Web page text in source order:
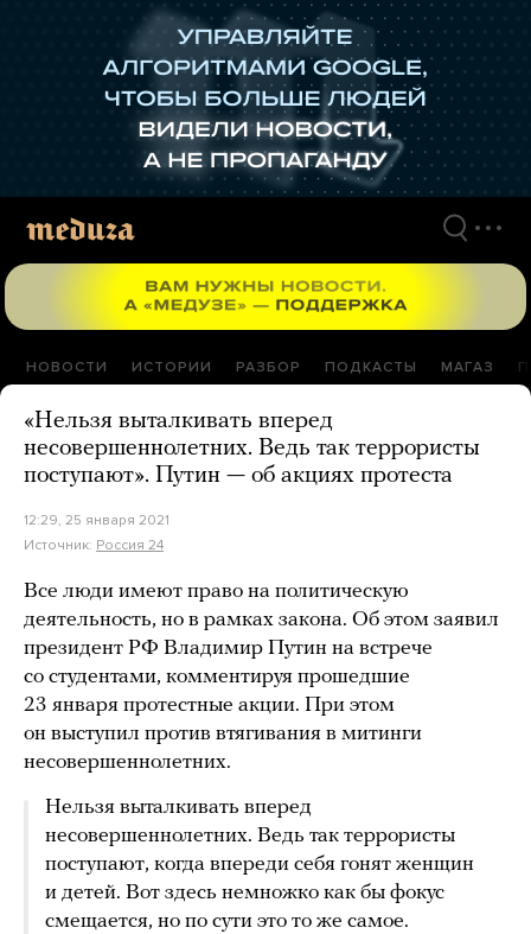
НОВОСТИ ИСТОРИИ РАЗБОР ПОДКАСТЫ МАГАЗ
«Нельзя выталкивать вперед
несовершеннолетних. Ведь так террористы
поступают». Путин — об акциях протеста
12:29, 25 января 2021
Источник: Россия 24
Все люди имеют право на политическую
деятельность, но в рамках закона. Об этом заявил
президент РФ Владимир Путин на встрече
со студентами, комментируя прошедшие
23 января протестные акции. При этом
он выступил против втягивания в митинги
несовершеннолетних.
Нельзя выталкивать вперед
несовершеннолетних. Ведь так террористы
поступают, когда впереди себя гонят женщин
и детей. Вот здесь немножко как бы фокус
смещается, но по сути это то же самое.